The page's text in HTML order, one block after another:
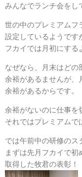
みんなでランチ会をし
世の中のプレミアムフ
設定しているようです
フカイでは月初にする
なぜなら、月末はどの
余裕があるませんが、
余裕があるからです。
余裕がないのに仕事を
それではプレミアムで
では午前中の研修のス
まずは先月フカイで初
取得した牧君の表彰！